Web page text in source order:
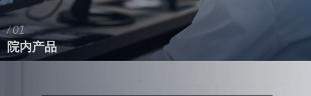
/ 01
院内产品